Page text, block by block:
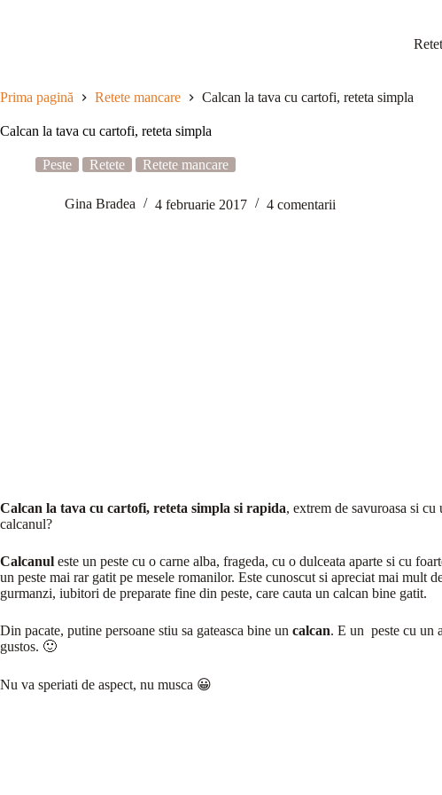
Prima pagină Retete mancare Calcan la tava cu cartofi, reteta simpla
Calcan la tava cu cartofi, reteta simpla
Peste Retete Retete mancare
Gina Bradea 4 februarie 2017 4 comentarii
Calcan la tava cu cartofi, reteta simpla si rapida, extrem de savuroasa si cu
calcanul?
Calcanul este un peste cu o carne alba, frageda, cu o dulceata aparte si cu
un peste mai rar gatit pe mesele romanilor. Este cunoscut si apreciat mai mult
gurmanzi, iubitori de preparate fine din peste, care cauta un calcan bine gatit.
Din pacate, putine persoane stiu sa gateasca bine un calcan. E un peste cu un
gustos. 🙂
Nu va speriati de aspect, nu musca 😀